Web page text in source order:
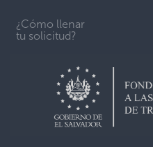
¿Cómo llenar
tu solicitud?